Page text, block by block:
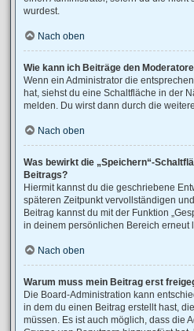
wurdest.
Nach oben
Wie kann ich Beiträge den
Wenn ein Administrator die
hat, siehst du eine Schaltfläche in der
melden. Du wirst dann durch die
Nach oben
Was bewirkt die „Speichern“-
Beitrags?
Hiermit kannst du die geschriebene
späteren Zeitpunkt vervollständigen
Beitrag kannst du mit der Funktion
in deinem persönlichen Bereich erneut
Nach oben
Warum muss mein Beitrag erst
Die Board-Administration kann
in dem du einen Beitrag erstellt hast,
müssen. Es ist auch möglich, dass die